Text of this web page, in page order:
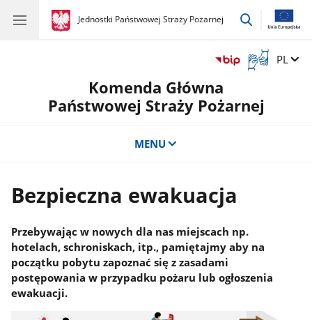
gov.pl
Jednostki Państwowej Straży Pożarnej
gov.pl
Jednostki
przejdź
Otwórz
okno
tłumaczem
języka
Zmień
PL
Komenda Główna
Państwowej Straży Pożarnej
MENU
Bezpieczna ewakuacja
Przebywając w nowych dla nas miejscach np.
hotelach, schroniskach, itp., pamiętajmy aby na
początku pobytu zapoznać się z zasadami
postępowania w przypadku pożaru lub ogłoszenia
ewakuacji.